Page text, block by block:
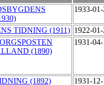
1933-
TIDNING (1911) 1922-
(1890)
1931-
(1892)
1931-